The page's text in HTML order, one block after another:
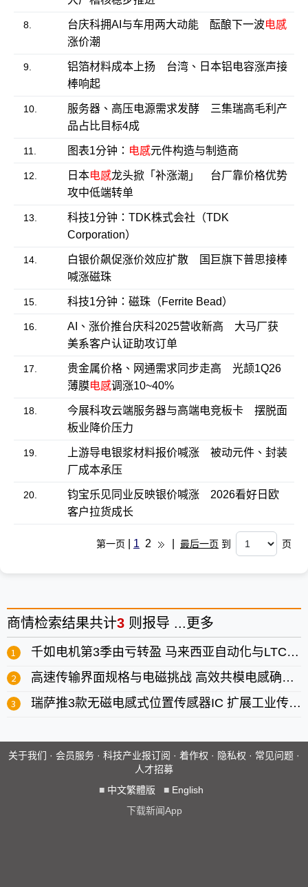
8. 台庆科拥AI与车用两大动能 酝酿下一波电感
涨价潮
9.
铝箔材料成本上扬 台湾、日本铝电容涨声接
棒响起
10.
服务器、高压电源需求发酵 三集瑞高毛利产
品占比目标4成
11. 图表1分钟： 电感元件构造与制造商
12. 日本电感龙头掀「补涨潮」 台厂靠价格优势
攻中低端转单
13.
科技1分钟：TDK株式会社（TDK
Corporation）
14.
白银价飙促涨价效应扩散 国巨旗下普思接棒
喊涨磁珠
15. 科技1分钟：磁珠（Ferrite Bead）
16.
AI、涨价推台庆科2025营收新高 大马厂获
美系客户认证助攻订单
17.
贵金属价格、网通需求同步走高 光颉1Q26
薄膜电感调涨10~40%
18.
今展科攻云端服务器与高端电竞板卡 摆脱面
板业降价压力
19.
上游导电银浆材料报价喊涨 被动元件、封装
厂成本承压
20.
钧宝乐见同业反映银价喊涨 2026看好日欧
客户拉货成长
第一页 1 2 最后一页 到 页
商情检索结果共计3 则报导 ... 更多
千如电机第3季由亏转盈 马来西亚自动化与LTCC成中长期成长双引擎
高速传输界面规格与电磁挑战 高效共模电感确保信号与系统
瑞萨推3款无磁电感式位置传感器IC 扩展工业传感产品组合
关于我们 · 会员服务 · 科技产业报订阅 · 着作权 · 隐私权 · 常见问题 ·
人才招募
■ 中文繁體版 ■ English
下载新闻App